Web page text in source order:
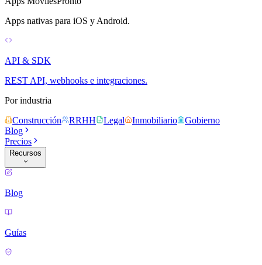
Apps nativas para iOS y Android.
API & SDK
REST API, webhooks e integraciones.
Por industria
Construcción
RRHH Legal Inmobiliario
Gobierno
Blog
Precios
Recursos
Blog
Guías